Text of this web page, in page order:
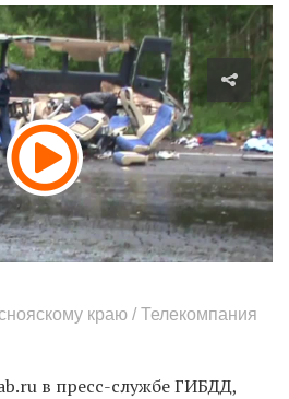
краю / Телекомпания
в пресс-службе ГИБДД,